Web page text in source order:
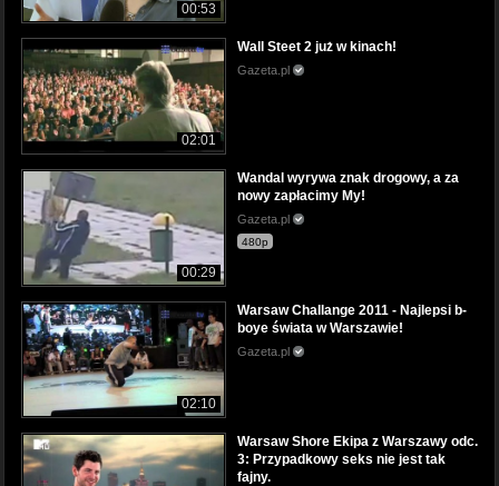
00:53
02:01
Wall Steet 2 już w kinach!
Gazeta.pl
00:29
Wandal wyrywa znak drogowy, a za
nowy zapłacimy My!
Gazeta.pl
480p
02:10
Warsaw Challange 2011 - Najlepsi b-
boye świata w Warszawie!
Gazeta.pl
Warsaw Shore Ekipa z Warszawy odc.
3: Przypadkowy seks nie jest tak
fajny.